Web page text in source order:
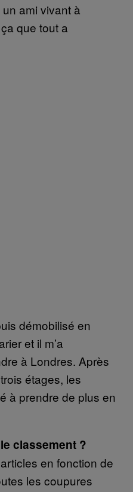
ami vivant à
que tout a
démobilisé en
et il m’a
à Londres. Après
étages, les
à prendre de plus en
classement ?
en fonction de
les coupures